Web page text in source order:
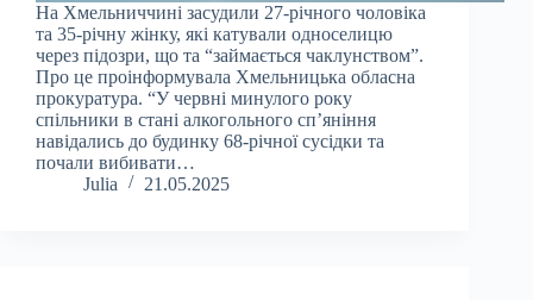
На Хмельниччині засудили 27-річного чоловіка
та 35-річну жінку, які катували односелицю
через підозри, що та “займається чаклунством”.
Про це проінформувала Хмельницька обласна
прокуратура. “У червні минулого року
спільники в стані алкогольного сп’яніння
навідались до будинку 68-річної сусідки та
почали вибивати…
Julia
21.05.2025